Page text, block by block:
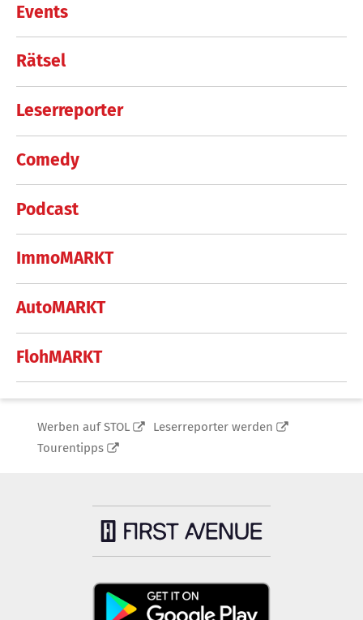
Events
Rätsel
Leserreporter
Comedy
Podcast
ImmoMARKT
AutoMARKT
FlohMARKT
Werben auf STOL
Leserreporter werden
Tourentipps